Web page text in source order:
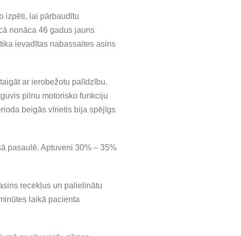
izpēti, lai pārbaudītu
nonāca 46 gadus jauns
ievadītas nabassaites asins
ar ierobežotu palīdzību.
pilnu motorisko funkciju
beigās vīrietis bija spējīgs
pasaulē. Aptuveni 30% – 35%
recekļus un palielinātu
laikā pacienta